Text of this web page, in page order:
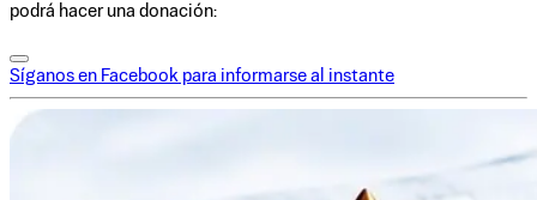
podrá hacer una donación:
Síganos en Facebook para informarse al instante